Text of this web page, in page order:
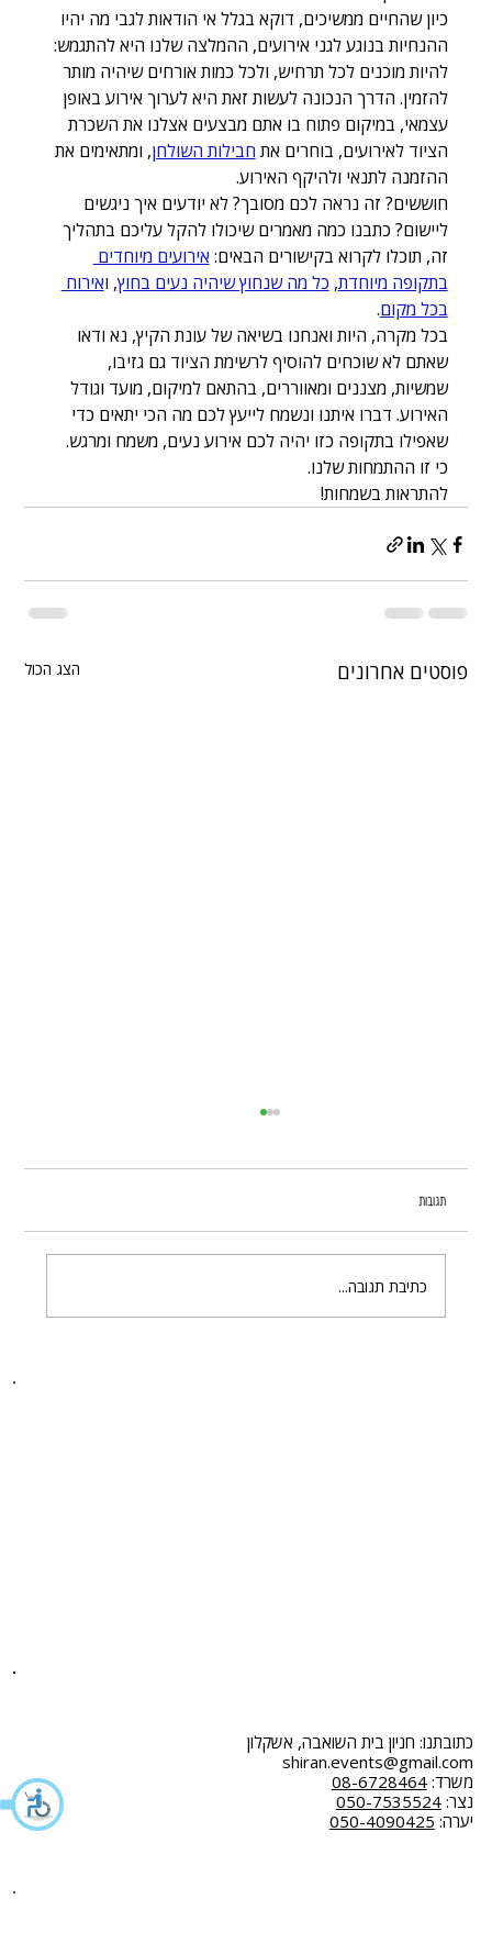
כיון שהחיים ממשיכים, דוקא בגלל אי הודאות לגבי מה יהיו
ההנחיות בנוגע לגני אירועים, ההמלצה שלנו היא להתגמש:
להיות מוכנים לכל תרחיש, ולכל כמות אורחים שיהיה מותר
להזמין. הדרך הנכונה לעשות זאת היא לערוך אירוע באופן
עצמאי, במיקום פתוח בו אתם מבצעים אצלנו את השכרת
הציוד לאירועים, בוחרים את חבילות השולחן, ומתאימים את
ההזמנה לתנאי ולהיקף האירוע.
חוששים? זה נראה לכם מסובך? לא יודעים איך ניגשים
ליישום? כתבנו כמה מאמרים שיכולו להקל עליכם בתהליך
זה, תוכלו לקרוא בקישורים הבאים: אירועים מיוחדים
בתקופה מיוחדת, כל מה שנחוץ שיהיה נעים בחוץ, ואירוח
בכל מקום.
בכל מקרה, היות ואנחנו בשיאה של עונת הקיץ, נא ודאו
שאתם לא שוכחים להוסיף לרשימת הציוד גם גזיבו,
שמשיות, מצננים ומאווררים, בהתאם למיקום, מועד וגודל
האירוע. דברו איתנו ונשמח לייעץ לכם מה הכי יתאים כדי
שאפילו בתקופה כזו יהיה לכם אירוע נעים, משמח ומרגש.
כי זו ההתמחות שלנו.
להתראות בשמחות!
פוסטים אחרונים הצג הכול
תגובות
כתיבת תגובה...
כתובתנו: חניון בית השואבה, אשקלון
shiran.events@gmail.com
משרד:08-6728464
נצר:050-7535524
יערה: 050-4090425